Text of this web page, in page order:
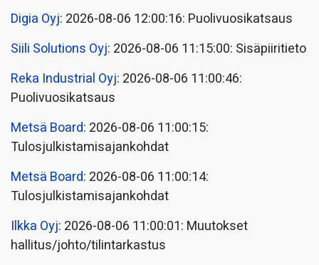
Digia Oyj: 2026-08-06 12:00:16: Puolivuosikatsaus
Siili Solutions Oyj: 2026-08-06 11:15:00: Sisäpiiritieto
Reka Industrial Oyj: 2026-08-06 11:00:46:
Puolivuosikatsaus
Metsä Board: 2026-08-06 11:00:15:
Tulosjulkistamisajankohdat
Metsä Board: 2026-08-06 11:00:14:
Tulosjulkistamisajankohdat
Ilkka Oyj: 2026-08-06 11:00:01: Muutokset
hallitus/johto/tilintarkastus